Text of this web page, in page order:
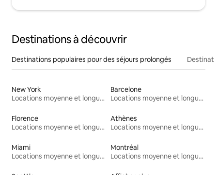
Destinations à découvrir
Destinations populaires pour des séjours prolongés
New York
Locations moyenne et longue durée
Barcelone
Locations moyenne et longue durée
Florence
Locations moyenne et longue durée
Athènes
Locations moyenne et longue durée
Miami
Locations moyenne et longue durée
Montréal
Locations moyenne et longue durée